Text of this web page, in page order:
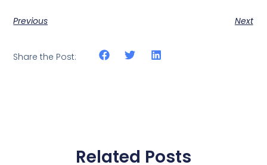
Previous Next
Share the Post:
Related Posts